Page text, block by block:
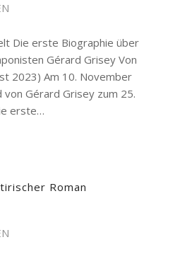
Die erste Biographie über
Gérard Grisey Von
2023) Am 10. November
Gérard Grisey zum 25.
erste…
Roman